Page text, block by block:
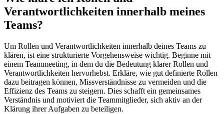
Verantwortlichkeiten innerhalb meines
Teams?
Um Rollen und Verantwortlichkeiten innerhalb deines Teams zu
klären, ist eine strukturierte Vorgehensweise wichtig. Beginne mit
einem Teammeeting, in dem du die Bedeutung klarer Rollen und
Verantwortlichkeiten hervorhebst. Erkläre, wie gut definierte Rollen
dazu beitragen können, Missverständnisse zu vermeiden und die
Effizienz des Teams zu steigern. Dies schafft ein gemeinsames
Verständnis und motiviert die Teammitglieder, sich aktiv an der
Klärung ihrer Aufgaben zu beteiligen.